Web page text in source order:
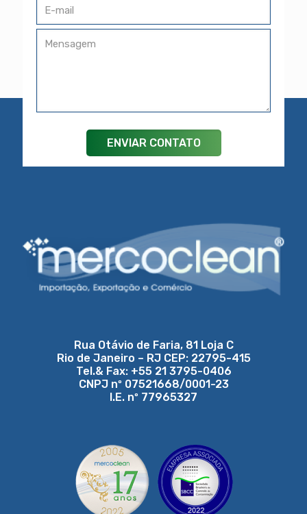
Rua Otávio de Faria, 81 Loja C
Rio de Janeiro – RJ CEP: 22795-415
Tel.& Fax: +55 21 3795-0406
CNPJ nº 07521668/0001-23
I.E. nº 77965327